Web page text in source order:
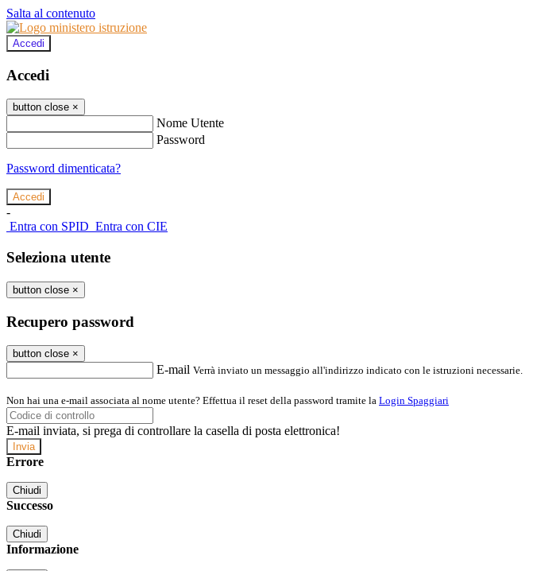
Salta al contenuto
Accedi
Accedi
button close ×
Nome Utente
Password
Password dimenticata?
-
Entra con SPID Entra con CIE
Seleziona utente
button close ×
Recupero password
button close ×
E-mail Verrà inviato un messaggio all'indirizzo indicato con le istruzioni necessarie.
Non hai una e-mail associata al nome utente? Effettua il reset della password tramite la Login Spaggiari
E-mail inviata, si prega di controllare la casella di posta elettronica!
Errore
Chiudi
Successo
Chiudi
Informazione